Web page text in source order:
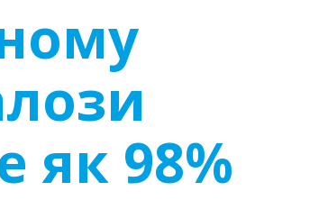
як 98%